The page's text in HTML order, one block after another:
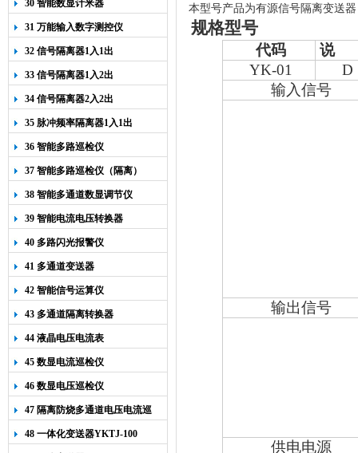
30 智能数显计米器
31 万能输入数字测控仪
32 信号隔离器1入1出
33 信号隔离器1入2出
34 信号隔离器2入2出
35 脉冲频率隔离器1入1出
36 智能多路巡检仪
37 智能多路巡检仪（隔离）
38 智能多通道数显调节仪
39 智能电流电压转换器
40 多路闪光报警仪
41 多通道变送器
42 智能信号运算仪
43 多通道隔离转换器
44 液晶电压电流表
45 数显电流巡检仪
46 数显电压巡检仪
47 隔离防烧多通道电压电流巡
检仪
48 一体化变送器YKTJ-100
本型号产品为有源信号隔离变送
规格型号
代码
说
YK-01
D
输入信号
输出信号
供电电源